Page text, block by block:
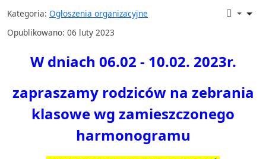
Kategoria: Ogłoszenia organizacyjne
Opublikowano: 06 luty 2023
W dniach 06.02 - 10.02. 2023r.
zapraszamy rodziców na zebrania
klasowe wg zamieszczonego
harmonogramu